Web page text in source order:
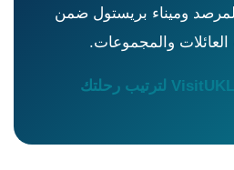
وميناء بريستول ضمن
والمجموعات.